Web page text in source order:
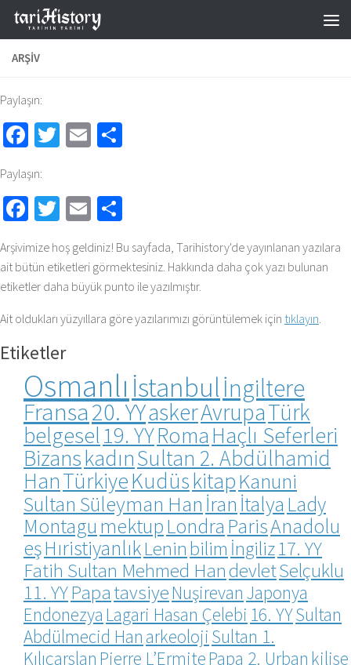
Skip to content
ARŞIV
Paylaşın:
Facebook
Twitter
Email
Paylaşın:
Facebook
Twitter
Email
Arşivimize hoş geldiniz! Bu sayfada, Tarihistory'de yayınlanan yazılara
ait bütün etiketleri görmektesiniz. Hakkında daha çok yazı bulunan
etiketler daha büyük punto ile yazılmıştır.
Ait oldukları yüzyıllara göre yazılarımızı görüntülemek için tıklayın
Etiketler
Osmanlı İstanbulİngiltere
Fransa20. YYaskerAvrupaTürk
belgesel19. YYRomaHaçlı Seferleri
BizanskadınSultan 2. Abdülhamid
HanTürkiyeKudüskitapKanuni
Sultan Süleyman Han İran İtalya Lady
Montagu mektupLondra ParisAnadolu
eşHıristiyanlıkLeninbilim İngiliz17. YY
Fatih Sultan Mehmed HandevletSelçuklu
11. YYPapatavsiyeNuşirevan Japonya
Endonezya Lagari Hasan Çelebi 16. YYSultan
Abdülmecid Han arkeoloji Sultan 1.
Kılıçarslan Pierre L’ErmitePapa 2. Urban kilise